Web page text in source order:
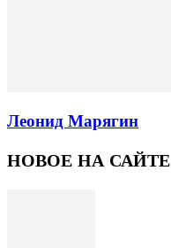
Леонид Марягин
НОВОЕ НА САЙТЕ